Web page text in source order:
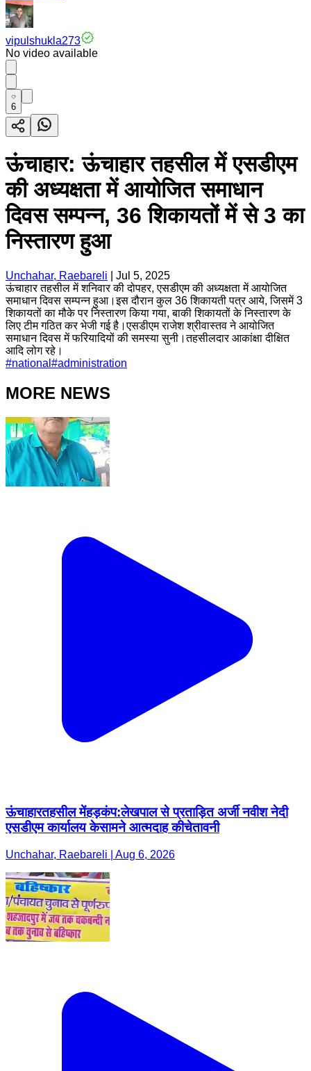
vipulshukla273
No video available
6
ऊंचाहार: ऊंचाहार तहसील में एसडीएम
की अध्यक्षता में आयोजित समाधान
दिवस सम्पन्न, 36 शिकायतों में से 3 का
निस्तारण हुआ
Unchahar, Raebareli
Jul 5, 2025
ऊंचाहार तहसील में शनिवार की दोपहर, एसडीएम की अध्यक्षता में आयोजित
समाधान दिवस सम्पन्न हुआ।इस दौरान कुल 36 शिकायती पत्र आये, जिसमें 3
शिकायतों का मौके पर निस्तारण किया गया, बाकी शिकायतों के निस्तारण के
लिए टीम गठित कर भेजी गई है।एसडीएम राजेश श्रीवास्तव ने आयोजित
समाधान दिवस में फरियादियों की समस्या सुनी।तहसीलदार आकांक्षा दीक्षित
आदि लोग रहे।
#national #administration
MORE NEWS
ऊंचाहारतहसील मेंहड़कंप:लेखपाल से प्रताड़ित अर्जी नवीश नेदी
एसडीएम कार्यालय केसामने आत्मदाह कीचेतावनी
Unchahar, Raebareli | Aug 6, 2026